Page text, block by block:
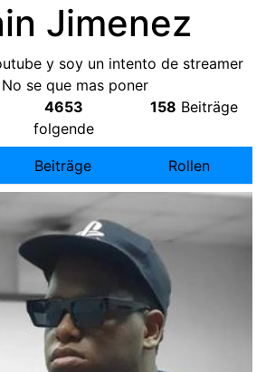
Jimenez
y soy un intento de streamer
se que mas poner
4653
folgende
158 Beiträge
Beiträge Rollen